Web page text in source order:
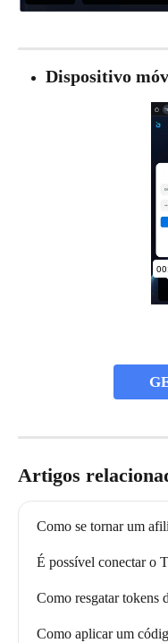
Dispositivo
Artigos
Como se tornar um
É possível conectar o
Como resgatar tokens
Como aplicar um